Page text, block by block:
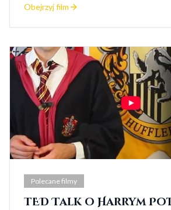
Obejrzyj film
Polecane filmy
TED Talk o Harrym